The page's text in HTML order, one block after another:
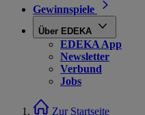
Gewinnspiele
Über EDEKA
EDEKA App
Newsletter
Verbund
Jobs
Zur Startseite